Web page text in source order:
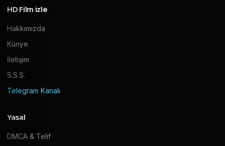
HD Film izle
Hakkımızda
Künye
İletişim
S.S.S.
Telegram Kanalı
Yasal
DMCA & Telif